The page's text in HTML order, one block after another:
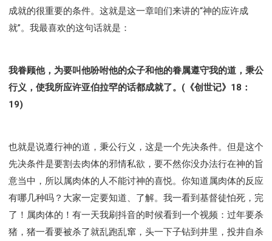
成就的很重要的条件。这就是这一章咱们来讲的“神的应许成
就”。我最喜欢的这句话就是：
我眷顾他，为要叫他吩咐他的众子和他的眷属遵守我的道，秉公
行义，使我所应许亚伯拉罕的话都成就了。(《创世记》18：
19)
也就是说遵行神的道，秉公行义，这是一个先决条件。但是这个
先决条件是要割去肉体的邪情私欲，要不然你没办法行在神的旨
意当中，所以属肉体的人不能讨神的喜悦。你知道属肉体的反应
有哪几种吗？大家一定要知道、了解。我一看到基督徒怕死，完
了！属肉体的！有一天我刷抖音的时候看到一个视频：过年要杀
猪，猪一看要被杀了就乱跑乱窜，头一下子钻到井里，投井自杀